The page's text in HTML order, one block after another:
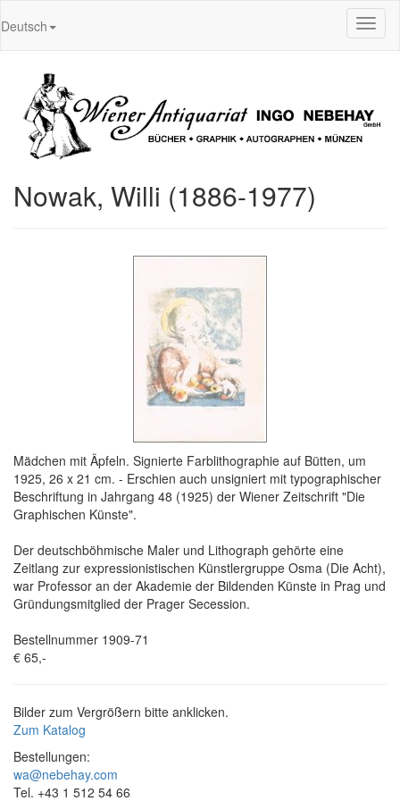
Deutsch
Nowak, Willi (1886-1977)
Mädchen mit Äpfeln. Signierte Farblithographie auf Bütten, um
1925, 26 x 21 cm. - Erschien auch unsigniert mit typographischer
Beschriftung in Jahrgang 48 (1925) der Wiener Zeitschrift "Die
Graphischen Künste".
Der deutschböhmische Maler und Lithograph gehörte eine
Zeitlang zur expressionistischen Künstlergruppe Osma (Die Acht),
war Professor an der Akademie der Bildenden Künste in Prag und
Gründungsmitglied der Prager Secession.
Bestellnummer 1909-71
€ 65,-
Bilder zum Vergrößern bitte anklicken.
Zum Katalog
Bestellungen:
wa@nebehay.com
Tel. +43 1 512 54 66